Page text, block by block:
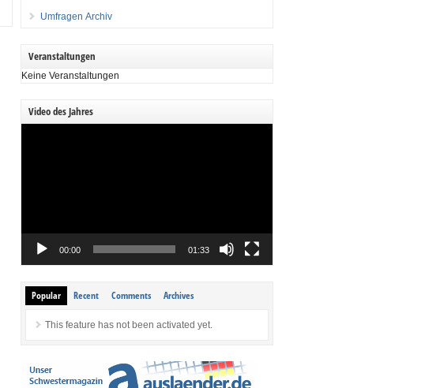
Umfragen Archiv
Veranstaltungen
Keine Veranstaltungen
Video des Jahres
00:00 01:33
Popular Recent Comments Archives
This feature has not been activated yet.